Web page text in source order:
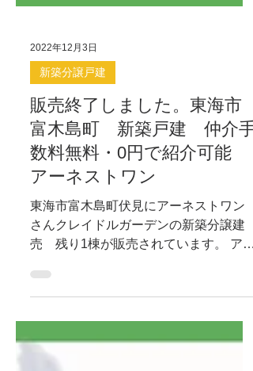
2022年12月3日
新築分譲戸建
販売終了しました。東海市
富木島町 新築戸建 仲介手
アーネストワン
東海市富木島町伏見にアーネストワン
震性能高く、シンプルなコストパフォ
ーマンスが高い建物を分譲している会
社さんです。 物件概要資料...